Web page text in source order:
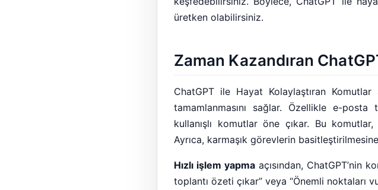
üretken olabilirsiniz.
Zaman Kazandıran
ChatGPT ile Hayat Kolaylaştıran
tamamlanmasını sağlar. Özellikle e-
kullanışlı komutlar öne çıkar. Bu
Ayrıca, karmaşık görevlerin
Hızlı işlem yapmaaçısından, ChatGPT’nin
toplantı özeti çıkar” veya “Önemli noktaları